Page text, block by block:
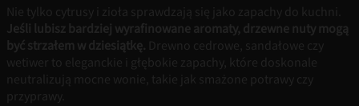
Nie tylko cytrusy i zioła sprawdzają się jako zapachy do kuchni.
Jeśli lubisz bardziej wyrafinowane aromaty, drzewne nuty mogą
być strzałem w dziesiątkę. Drewno cedrowe, sandałowe czy
wetiwer to eleganckie i głębokie zapachy, które doskonale
neutralizują mocne wonie, takie jak smażone potrawy czy
przyprawy.